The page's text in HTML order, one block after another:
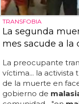
TRANSFOBIA
La segunda
mes sacude a la
La preocupante
víctima... la activista
de la muerte en
gobierno de